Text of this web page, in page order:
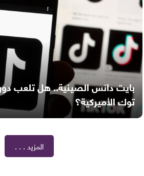
بايت دانس الصينية.. هل تلعب
توك الأميركية؟
المزيد . . .